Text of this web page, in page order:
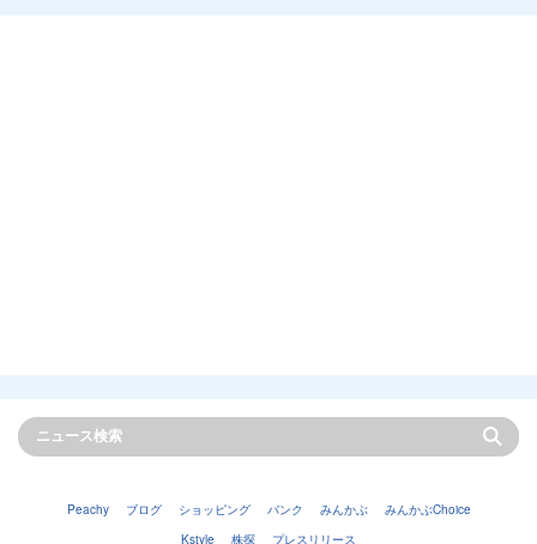
Peachy ブログ ショッピング バンク みんかぶ
みんかぶChoice
Kstyle
株探 プレスリリース